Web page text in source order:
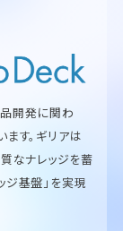
開発に関わ
す。ギリアは
なナレッジを蓄
ジ基盤」を実現